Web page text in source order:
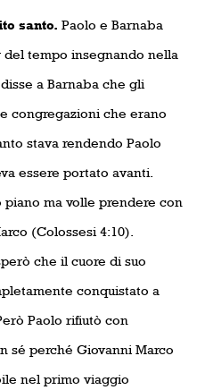
santo. Paolo e Barnaba
tempo insegnando nella
a Barnaba che gli
congregazioni che erano
stava rendendo Paolo
essere portato avanti.
ma volle prendere con
(Colossesi 4:10).
che il cuore di suo
conquistato a
Paolo rifiutò con
sé perché Giovanni Marco
nel primo viaggio